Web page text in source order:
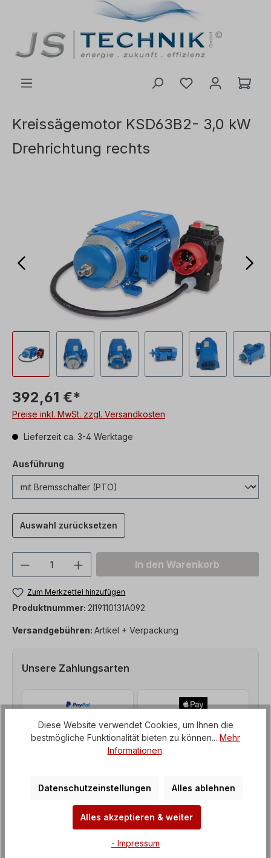
Kreissägemotor KSD63B2- 3,0 kW
Drehrichtung rechts
392,61 €*
Preise inkl. MwSt. zzgl. Versandkosten
Lieferzeit ca. 3-4 Werktage
Ausführung
Auswahl zurücksetzen
Produkt Anzahl: Gib denIn den Warenkorb
Zum Merkzettel hinzufügen
Produktnummer: 2I19110131A092
Versandgebühren: Artikel + Verpackung
Unsere Zahlungsarten
Diese Website verwendet Cookies, um Ihnen die
bestmögliche Funktionalität bieten zu können... Mehr
Informationen.
Datenschutzeinstellungen Alles ablehnen
Alles akzeptieren & weiter
- Impressum